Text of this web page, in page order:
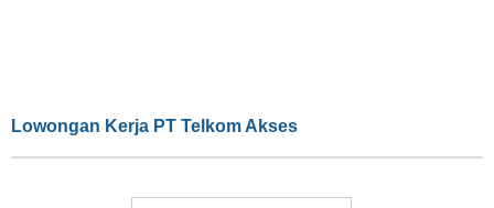
Lowongan Kerja PT Telkom Akses